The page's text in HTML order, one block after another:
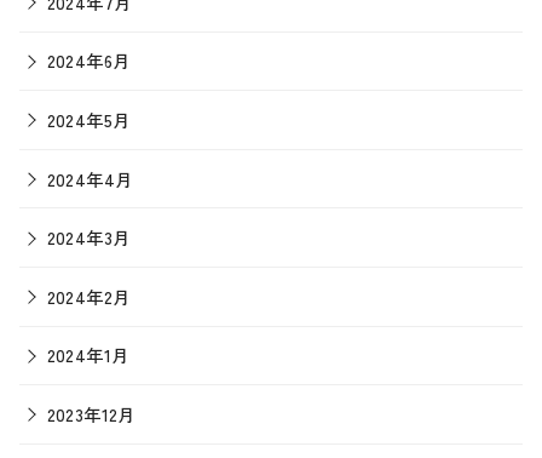
2024年6月
2024年5月
2024年4月
2024年3月
2024年2月
2024年1月
2023年12月